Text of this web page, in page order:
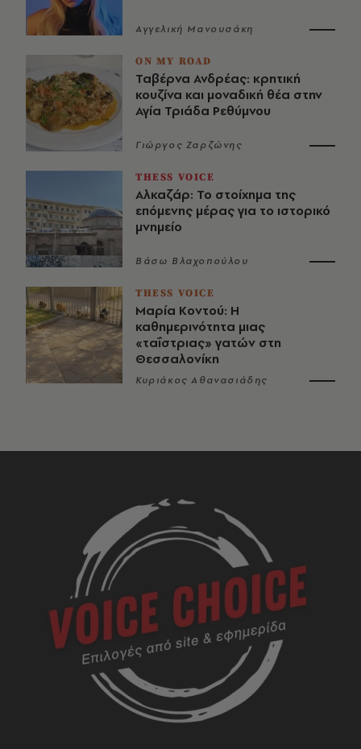
Αγγελική Μανουσάκη
ON MY ROAD
Ταβέρνα Ανδρέας: κρητική
κουζίνα και μοναδική θέα στην
Αγία Τριάδα Ρεθύμνου
Γιώργος Ζαρζώνης
THESS VOICE
Αλκαζάρ: Το στοίχημα της
επόμενης μέρας για το ιστορικό
μνημείο
Βάσω Βλαχοπούλου
THESS VOICE
Μαρία Κοντού: Η
καθημερινότητα μιας
«ταΐστριας» γατών στη
Θεσσαλονίκη
Κυριάκος Αθανασιάδης